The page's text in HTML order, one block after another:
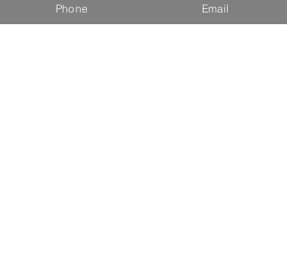
cette édition 2026 ? Les deux
Phone Email